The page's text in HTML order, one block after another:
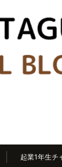
起業1年生チ